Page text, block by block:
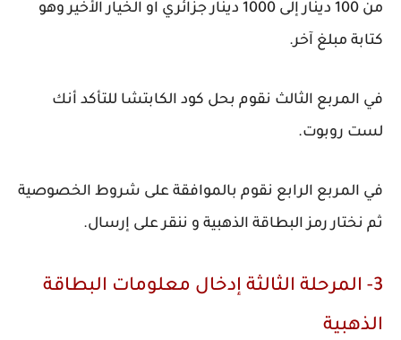
من 100 دينار إلى 1000 دينار جزائري او الخيار الأخير وهو
كتابة مبلغ آخر.
في المربع الثالث نقوم بحل كود الكابتشا للتأكد أنك
لست روبوت.
في المربع الرابع نقوم بالموافقة على شروط الخصوصية
ثم نختار رمز البطاقة الذهبية و ننقر على إرسال.
3- المرحلة الثالثة إدخال معلومات البطاقة
الذهبية